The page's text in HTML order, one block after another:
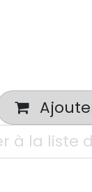
à la liste